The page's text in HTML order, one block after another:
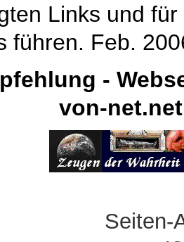
Links und
führen. Feb.
-
von-net.net
Seiten-